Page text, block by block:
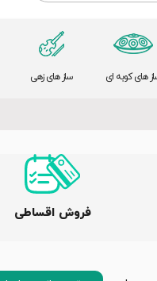
های کوبه ای ساز های زهی
فروش اقساطی